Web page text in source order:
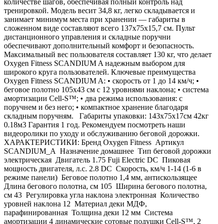
количестве шагов, обеспечивая полный контроль над
тренировкой. Модель весит 34,8 кг, легко складывается и
занимает минимум места при хранении — габариты в
сложенном виде составляют всего 137х75х15,7 см. Пульт
дистанционного управления и складные поручни
обеспечивают дополнительный комфорт и безопасность.
Максимальный вес пользователя составляет 130 кг, что делает
Oxygen Fitness SCANDIUM A надежным выбором для
широкого круга пользователей. Ключевые преимущества
Oxygen Fitness SCANDIUM A: • скорость от 1 до 14 км/ч; •
беговое полотно 105х43 см с 12 уровнями наклона; • система
амортизации Cell-S™; • два режима использования: с
поручнем и без него; • компактное хранение благодаря
складным поручням. Габариты упаковки: 143х75х17см 42кг
0.18м3 Гарантия 1 год. Рекомендуем посмотреть наши
видеоролики по уходу и обслуживанию беговой дорожки.
ХАРАКТЕРИСТИКИ: Бренд Oxygen Fitness Артикул
SCANDIUM_A Назначение домашнее Тип беговой дорожки
электрическая Двигатель 1.75 Fuji Electric DC Пиковая
мощность двигателя, л.с. 2.8 DC Скорость, км/ч 1-14 (1-6 в
режиме панели) Беговое полотно 1,4 мм, антискользящее
Длина бегового полотна, см 105 Ширина бегового полотна,
см 43 Регулировка угла наклона электронная Количество
уровней наклона 12 Материал деки МДФ,
парафинированная Толщина деки 12 мм Система
амортизации 4 динамические сотовые подушки Cell-S™, 2